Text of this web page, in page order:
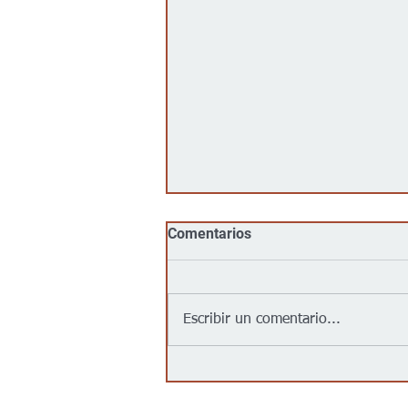
Comentarios
Escribir un comentario...